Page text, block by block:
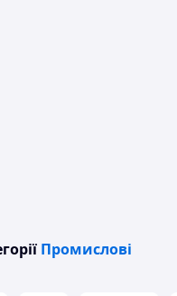
1
Промислові